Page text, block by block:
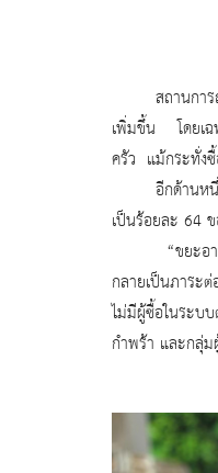
สถานการณ์
เพิ่มขึ้น โดยเฉ
ครัว แม้กระทั่ง
อีกด้านหนึ่ง
เป็นร้อยละ 64
“ขยะอ
กลายเป็นภาระ
ไม่มีผู้ซื้อในระบ
กำพร้า และกลุ่